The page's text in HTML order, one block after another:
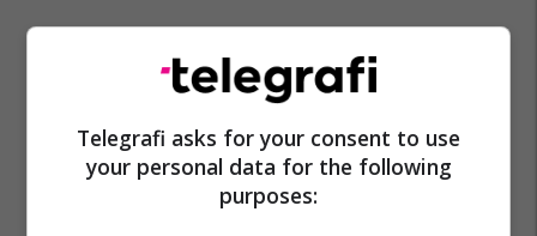
Telegrafi asks for your consent to use
your personal data for the following
purposes: